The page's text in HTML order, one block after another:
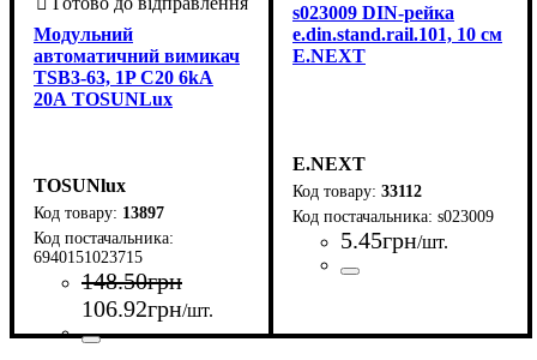
Модульний
автоматичний вимикач
TSB3-63, 1P C20 6kA
20А TOSUNLux
TOSUNlux
13897
6940151023715
148.50грн
106.92грн/шт.
s023009 DIN-рейка
e.din.stand.rail.101, 10 см
E.NEXT
E.NEXT
33112
s023009
5.45грн/шт.